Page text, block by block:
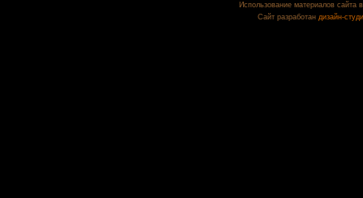
Использование материалов сайта
Сайт разработан дизайн-